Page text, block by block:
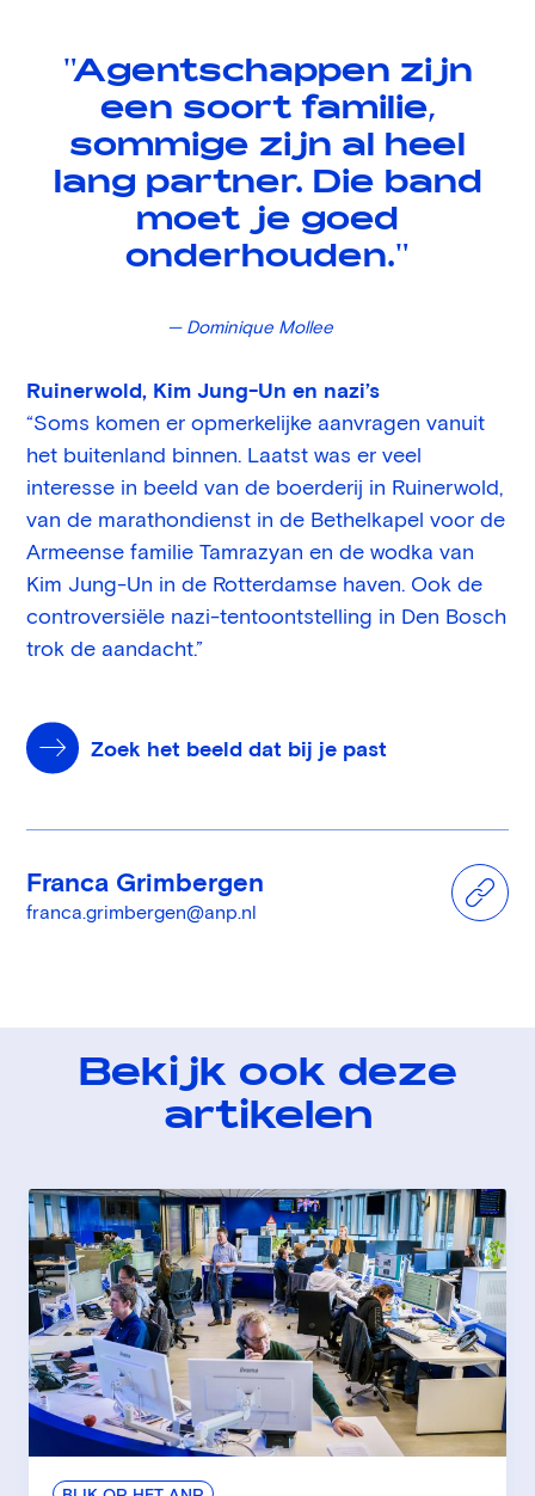
"Agentschappen zijn
een soort familie,
sommige zijn al heel
lang partner. Die band
moet je goed
onderhouden."
— Dominique Mollee
Ruinerwold, Kim Jung-Un en nazi’s
“Soms komen er opmerkelijke aanvragen vanuit
het buitenland binnen. Laatst was er veel
interesse in beeld van de boerderij in Ruinerwold,
van de marathondienst in de Bethelkapel voor de
Armeense familie Tamrazyan en de wodka van
Kim Jung-Un in de Rotterdamse haven. Ook de
controversiële nazi-tentoontstelling in Den Bosch
trok de aandacht.”
Zoek het beeld dat bij je past
Franca Grimbergen
franca.grimbergen@anp.nl
Bekijk ook deze
artikelen